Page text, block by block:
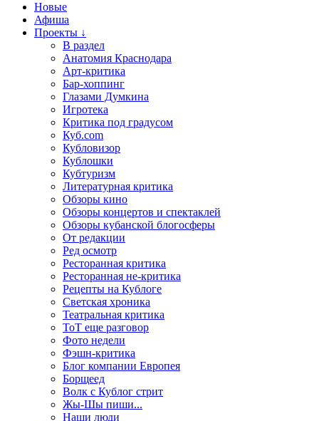
Новые
Афиша
Проекты ↓
В раздел
Анатомия Краснодара
Арт-критика
Бар-хоппинг
Глазами Думкина
Игротека
Критика под градусом
Куб.com
Кубловизор
Кублошки
Кубтуризм
Литературная критика
Обзоры кино
Обзоры концертов и спектаклей
Обзоры кубанской блогосферы
От редакции
Ред осмотр
Ресторанная критика
Ресторанная не-критика
Рецепты на Кублоге
Светская хроника
Театральная критика
ТоТ еще разговор
Фото недели
Фэшн-критика
Блог компании Европея
Борщеед
Волк с Кублог стрит
Жы-Шы пиши...
Наши люди